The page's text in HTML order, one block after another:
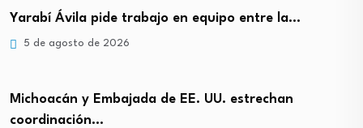
Yarabí Ávila pide trabajo en equipo entre la…
5 de agosto de 2026
Michoacán y Embajada de EE. UU. estrechan
coordinación…